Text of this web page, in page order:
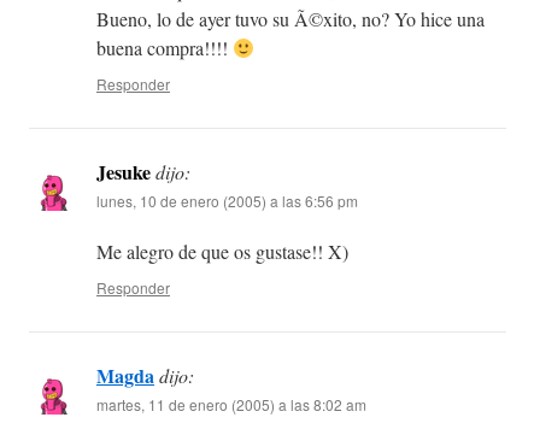
Bueno, lo de ayer tuvo su Ã©xito, no? Yo hice una
buena compra!!!!
Responder
Jesukedijo:
lunes, 10 de enero (2005) a las 6:56 pm
Me alegro de que os gustase!! X)
Responder
Magdadijo:
martes, 11 de enero (2005) a las 8:02 am